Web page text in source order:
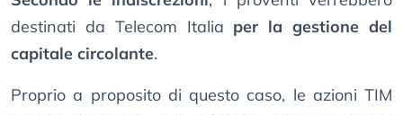
destinati da Telecom Italia per la gestione del
capitale circolante.
Proprio a proposito di questo caso, le azioni TIM